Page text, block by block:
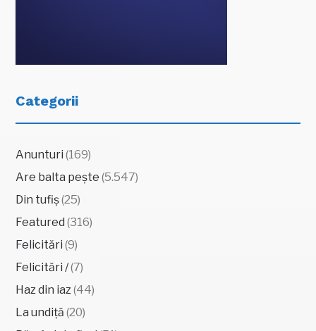
Categorii
Anunturi (169)
Are balta pește (5.547)
Din tufiș(25)
Featured (316)
Felicitări (9)
Felicitări /(7)
Haz din iaz(44)
La undiță (20)